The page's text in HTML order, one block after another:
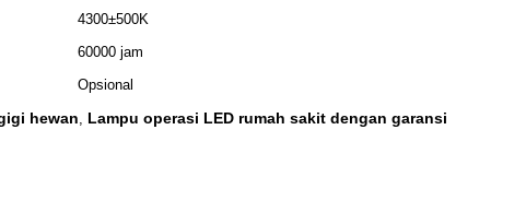
4300±500K
60000 jam
Opsional
hewan, Lampu operasi LED rumah sakit dengan garansi